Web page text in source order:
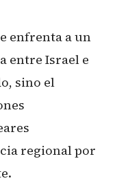
enfrenta a un
entre Israel e
sino el
regional por